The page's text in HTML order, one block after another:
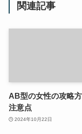
関連記事
AB型の女性の攻略
注意点
2024年10月22日